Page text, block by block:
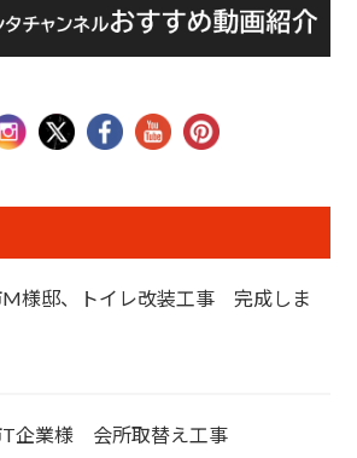
M様邸、トイレ改装工事 完成しま
T企業様 会所取替え工事